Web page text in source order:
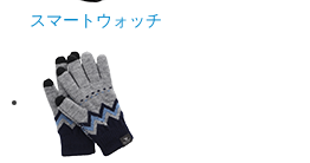
スマートウォッチ